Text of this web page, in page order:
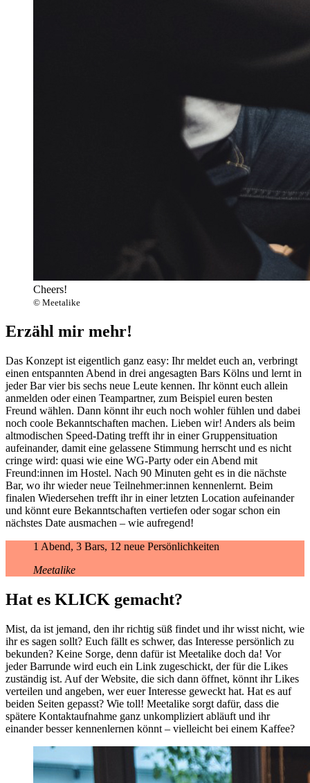
Cheers!
© Meetalike
Erzähl mir mehr!
Das Konzept ist eigentlich ganz easy: Ihr meldet euch an, verbringt
einen entspannten Abend in drei angesagten Bars Kölns und lernt in
jeder Bar vier bis sechs neue Leute kennen. Ihr könnt euch allein
anmelden oder einen Teampartner, zum Beispiel euren besten
Freund wählen. Dann könnt ihr euch noch wohler fühlen und dabei
noch coole Bekanntschaften machen. Lieben wir! Anders als beim
altmodischen Speed-Dating trefft ihr in einer Gruppensituation
aufeinander, damit eine gelassene Stimmung herrscht und es nicht
cringe wird: quasi wie eine WG-Party oder ein Abend mit
Freund:innen im Hostel. Nach 90 Minuten geht es in die nächste
Bar, wo ihr wieder neue Teilnehmer:innen kennenlernt. Beim
finalen Wiedersehen trefft ihr in einer letzten Location aufeinander
und könnt eure Bekanntschaften vertiefen oder sogar schon ein
nächstes Date ausmachen – wie aufregend!
1 Abend, 3 Bars, 12 neue Persönlichkeiten
Meetalike
Hat es KLICK gemacht?
Mist, da ist jemand, den ihr richtig süß findet und ihr wisst nicht, wie
ihr es sagen sollt? Euch fällt es schwer, das Interesse persönlich zu
bekunden? Keine Sorge, denn dafür ist Meetalike doch da! Vor
jeder Barrunde wird euch ein Link zugeschickt, der für die Likes
zuständig ist. Auf der Website, die sich dann öffnet, könnt ihr Likes
verteilen und angeben, wer euer Interesse geweckt hat. Hat es auf
beiden Seiten gepasst? Wie toll! Meetalike sorgt dafür, dass die
spätere Kontaktaufnahme ganz unkompliziert abläuft und ihr
einander besser kennenlernen könnt – vielleicht bei einem Kaffee?